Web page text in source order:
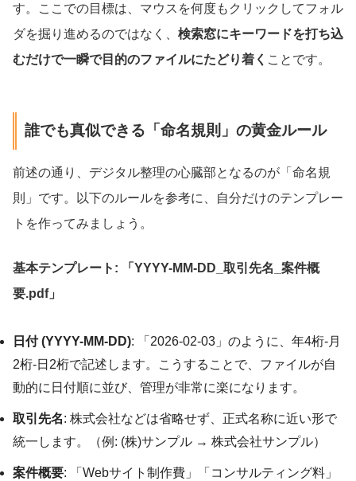
す。ここでの目標は、マウスを何度もクリックしてフォル
ダを掘り進めるのではなく、 検索窓にキーワードを打ち込
むだけで一瞬で目的のファイルにたどり着く ことです。
誰でも真似できる「命名規則」の黄金ルール
前述の通り、デジタル整理の心臓部となるのが「命名規
則」です。以下のルールを参考に、自分だけのテンプレー
トを作ってみましょう。
基本テンプレート: 「YYYY-MM-DD_取引先名_案件概
要.pdf」
日付 (YYYY-MM-DD): 「2026-02-03」のように、年4桁-月
2桁-日2桁で記述します。こうすることで、ファイルが自
動的に日付順に並び、管理が非常に楽になります。
取引先名: 株式会社などは省略せず、正式名称に近い形で
統一します。（例: (株)サンプル → 株式会社サンプル）
案件概要: 「Webサイト制作費」「コンサルティング料」